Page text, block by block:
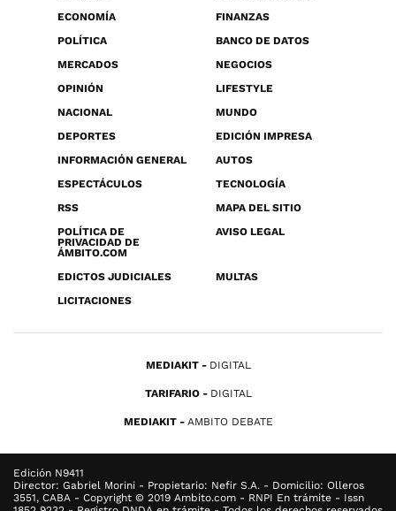
ECONOMÍA
FINANZAS
POLÍTICA
BANCO DE DATOS
MERCADOS
NEGOCIOS
OPINIÓN
LIFESTYLE
NACIONAL
MUNDO
DEPORTES
EDICIÓN IMPRESA
INFORMACIÓN GENERAL
AUTOS
ESPECTÁCULOS
TECNOLOGÍA
RSS
MAPA DEL SITIO
POLÍTICA DE
PRIVACIDAD DE
ÁMBITO.COM
AVISO LEGAL
EDICTOS JUDICIALES
MULTAS
LICITACIONES
MEDIAKIT DIGITAL
TARIFARIO DIGITAL
MEDIAKIT AMBITO DEBATE
Edición N9411
Director: Gabriel Morini - Propietario: Nefir S.A. - Domicilio: Olleros
3551, CABA - Copyright © 2019 Ambito.com - RNPI En trámite - Issn